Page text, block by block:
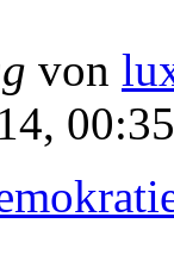
von
00:35